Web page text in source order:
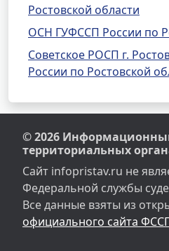
Ростовской области
ОСН ГУФССП России по
Советское РОСП г.
России по Ростовской
© 2026
территориальных
Сайт infopristav.ru не
Федеральной службы
Все данные взяты из
официального сайта